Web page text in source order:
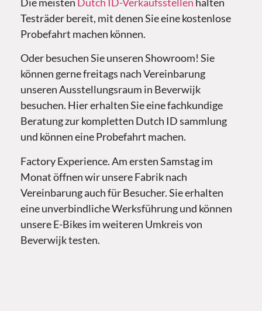
Testräder bereit, mit denen Sie eine kostenlose
Probefahrt machen können.
Oder besuchen Sie unseren Showroom! Sie
können gerne freitags nach Vereinbarung
unseren Ausstellungsraum in Beverwijk
besuchen. Hier erhalten Sie eine fachkundige
Beratung zur kompletten Dutch ID sammlung
und können eine Probefahrt machen.
Factory Experience. Am ersten Samstag im
Monat öffnen wir unsere Fabrik nach
Vereinbarung auch für Besucher. Sie erhalten
eine unverbindliche Werksführung und können
unsere E-Bikes im weiteren Umkreis von
Beverwijk testen.